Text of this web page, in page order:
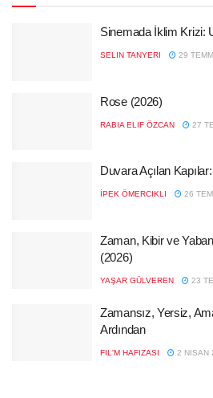
Sinemada İklim Krizi:
SELIN TANYERI 29
Rose (2026)
RABIA ELIF ÖZCAN 27
Duvara Açılan
İPEK ÖMERCIKLI 26
Zaman, Kibir ve
(2026)
YAŞAR GÜLVEREN 23
Zamansız, Yersiz,
Ardından
FIL'M HAFIZASI 2 NISAN